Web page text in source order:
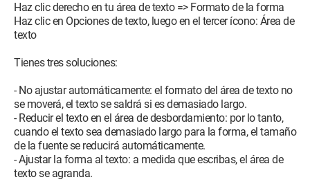
Haz clic derecho en tu área de texto => Formato de la forma
Haz clic en Opciones de texto, luego en el tercer ícono: Área de
texto
Tienes tres soluciones:
- No ajustar automáticamente: el formato del área de texto no
se moverá, el texto se saldrá si es demasiado largo.
- Reducir el texto en el área de desbordamiento: por lo tanto,
cuando el texto sea demasiado largo para la forma, el tamaño
de la fuente se reducirá automáticamente.
- Ajustar la forma al texto: a medida que escribas, el área de
texto se agranda.